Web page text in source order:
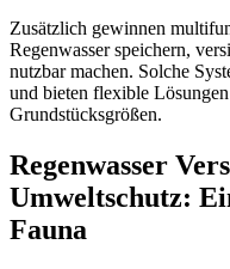
Zusätzlich gewinnen
Regenwasser speichern,
nutzbar machen. Solche
und bieten flexible
Grundstücksgrößen.
Regenwasser
Umweltschutz:
Fauna